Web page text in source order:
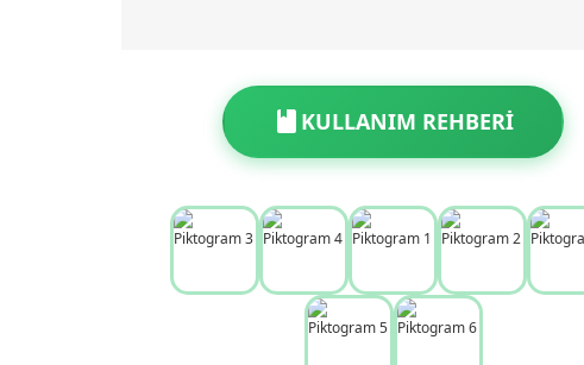
KULLANIM REHBERİ